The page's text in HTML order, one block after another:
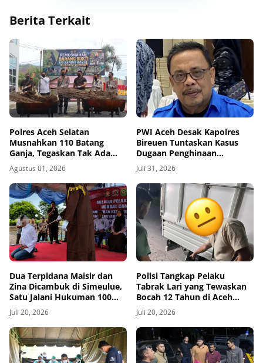
Berita Terkait
Polres Aceh Selatan
Musnahkan 110 Batang
Ganja, Tegaskan Tak Ada
Ruang bagi Jaringan
Narkoba
Agustus 01, 2026
PWI Aceh Desak Kapolres
Bireuen Tuntaskan Kasus
Dugaan Penghinaan
Wartawan, Tiga Bulan Lebih
Tanpa Tersangka
Juli 31, 2026
Dua Terpidana Maisir dan
Zina Dicambuk di Simeulue,
Satu Jalani Hukuman 100
Kali
Juli 20, 2026
Polisi Tangkap Pelaku
Tabrak Lari yang Tewaskan
Bocah 12 Tahun di Aceh
Timur
Juli 20, 2026